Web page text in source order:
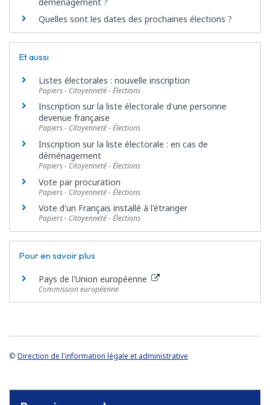
Quelles sont les dates des prochaines élections ?
Et aussi
Listes électorales : nouvelle inscription
Papiers - Citoyenneté - Élections
Inscription sur la liste électorale d'une personne
devenue française
Papiers - Citoyenneté - Élections
Inscription sur la liste électorale : en cas de
déménagement
Papiers - Citoyenneté - Élections
Vote par procuration
Papiers - Citoyenneté - Élections
Vote d'un Français installé à l'étranger
Papiers - Citoyenneté - Élections
Pour en savoir plus
Pays de l'Union européenne
Commission européenne
© Direction de l'information légale et administrative